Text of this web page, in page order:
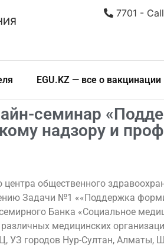
7701 -
EGU.KZ — все о вакцинации
семинар
надзору и
центра общественного
Задачи №1 ««Поддержка
Банка «Социальное
медицинских
городов Нур-Султан, Алматы,